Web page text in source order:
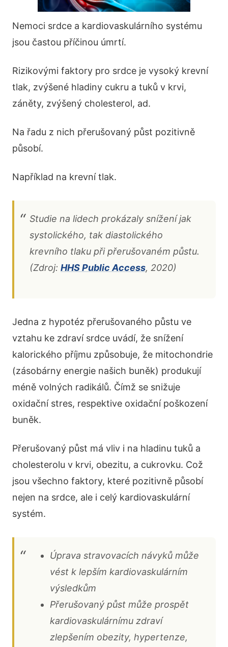
Nemoci srdce a kardiovaskulárního systému
jsou častou příčinou úmrtí.
Rizikovými faktory pro srdce je vysoký krevní
tlak, zvýšené hladiny cukru a tuků v krvi,
záněty, zvýšený cholesterol, ad.
Na řadu z nich přerušovaný půst pozitivně
působí.
Například na krevní tlak.
Studie na lidech prokázaly snížení jak
systolického, tak diastolického
krevního tlaku při přerušovaném půstu.
(Zdroj: HHS Public Access, 2020)
Jedna z hypotéz přerušovaného půstu ve
vztahu ke zdraví srdce uvádí, že snížení
kalorického příjmu způsobuje, že mitochondrie
(zásobárny energie našich buněk) produkují
méně volných radikálů. Čímž se snižuje
oxidační stres, respektive oxidační poškození
buněk.
Přerušovaný půst má vliv i na hladinu tuků a
cholesterolu v krvi, obezitu, a cukrovku. Což
jsou všechno faktory, které pozitivně působí
nejen na srdce, ale i celý kardiovaskulární
systém.
Úprava stravovacích návyků může
vést k lepším kardiovaskulárním
výsledkům
Přerušovaný půst může prospět
kardiovaskulárnímu zdraví
zlepšením obezity, hypertenze,